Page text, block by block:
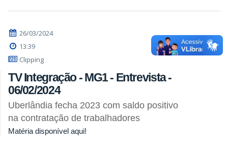
26/03/2024
13:39
Clipping
TV Integração - MG1 - Entrevista -
06/02/2024
Uberlândia fecha 2023 com saldo positivo
na contratação de trabalhadores
Matéria disponível aqui!